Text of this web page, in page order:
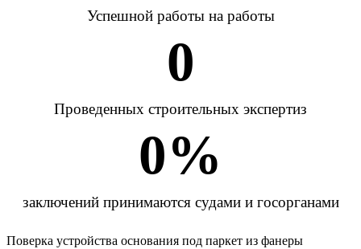
Успешной работы на работы
0
Проведенных строительных экспертиз
0%
заключений принимаются судами и госорганами
Поверка устройства основания под паркет из фанеры